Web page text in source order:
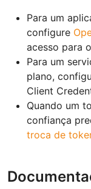
Para um
configure
acesso para
Para um
plano,
Client
Quando um
confiança
troca de